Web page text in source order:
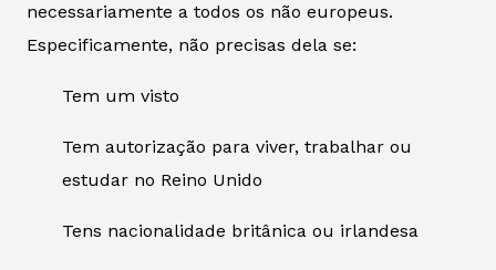
necessariamente a todos os não europeus.
Especificamente, não precisas dela se:
Tem um visto
Tem autorização para viver, trabalhar ou
estudar no Reino Unido
Tens nacionalidade britânica ou irlandesa